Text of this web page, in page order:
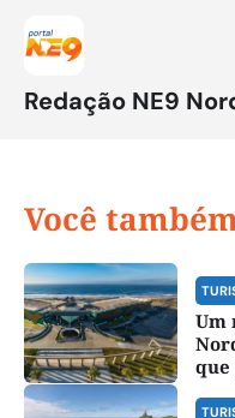
Redação NE9
Você
Um
que